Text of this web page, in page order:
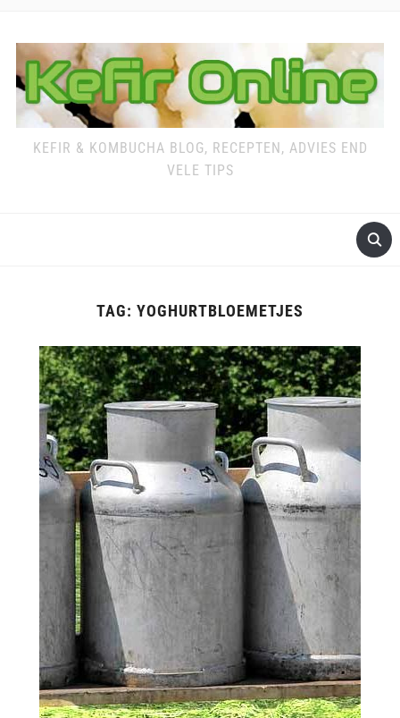
KEFIR & KOMBUCHA BLOG, RECEPTEN, ADVIES END
VELE TIPS
TAG: YOGHURTBLOEMETJES